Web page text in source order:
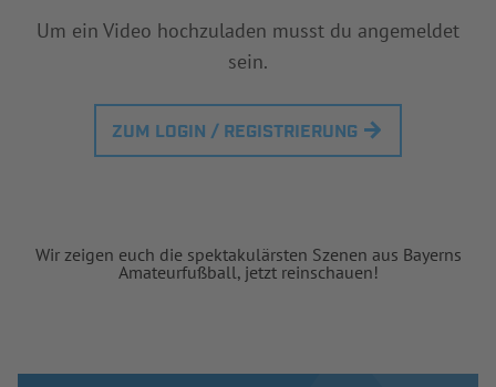
Um ein Video hochzuladen musst du angemeldet
sein.
ZUM LOGIN / REGISTRIERUNG
Wir zeigen euch die spektakulärsten Szenen aus Bayerns
Amateurfußball, jetzt reinschauen!